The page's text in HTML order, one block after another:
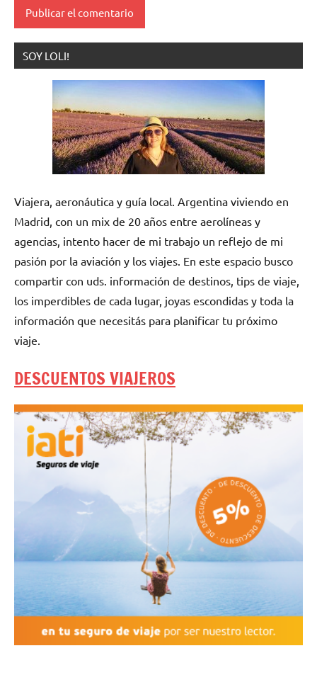
SOY LOLI!
Viajera, aeronáutica y guía local. Argentina viviendo en
Madrid, con un mix de 20 años entre aerolíneas y
agencias, intento hacer de mi trabajo un reflejo de mi
pasión por la aviación y los viajes. En este espacio busco
compartir con uds. información de destinos, tips de viaje,
los imperdibles de cada lugar, joyas escondidas y toda la
información que necesitás para planificar tu próximo
viaje.
DESCUENTOS VIAJEROS